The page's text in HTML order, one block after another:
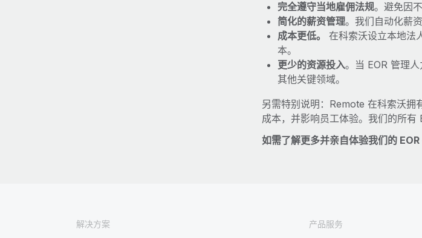
完全遵守当地雇佣法规。避免因
简化的薪资管理。我们自动化薪
成本更低。
在科索沃设立本地法
本。
更少的资源投入。当 EOR 管理
其他关键领域。
另需特别说明：Remote 在科索沃拥
成本，并影响员工体验。我们的所有
如需了解更多并亲自体验我们的 EOR
解决方案
产品服务